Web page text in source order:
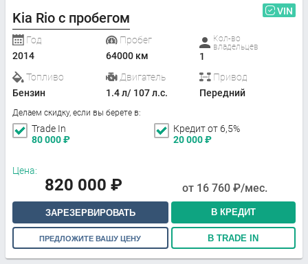
Kia Rio с пробегом VIN
Год
2014
Пробег
64000 км
Кол-во
владельцев
1
Топливо
Бензин
Двигатель
1.4 л/ 107 л.с.
Привод
Передний
Делаем скидку, если вы берете в:
Trade In
80 000₽
Кредит от 6,5%
20 000₽
Цена:
820 000 ₽ от 16 760 ₽/мес.
ЗАРЕЗЕРВИРОВАТЬ В КРЕДИТ
ПРЕДЛОЖИТЕ ВАШУ ЦЕНУ В TRADE IN